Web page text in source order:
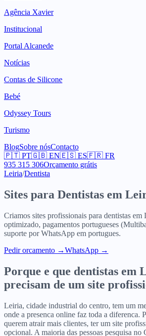
Agência Xavier
Institucional
Portal Alcanede
Notícias
Contas de Silicone
Bebé
Odyssey Tours
Turismo
BlogSobre nósContacto
🇵🇹 PT🇬🇧 EN🇪🇸 ES🇫🇷 FR
935 315 306Orçamento grátis
Leiria/Dentista
Sites para Dentistas em
Criamos sites profissionais para dentistas em
optimizado, pagamentos portugueses
suporte por WhatsApp em portugues.
Pedir orcamento →WhatsApp →
Porque e que dentistas em
precisam de um site
Leiria, cidade industrial do centro, tem um
onde a presenca online faz toda a diferenca.
querem atrair mais clientes, ter um site
opcional. A maioria das pessoas pesquisa no